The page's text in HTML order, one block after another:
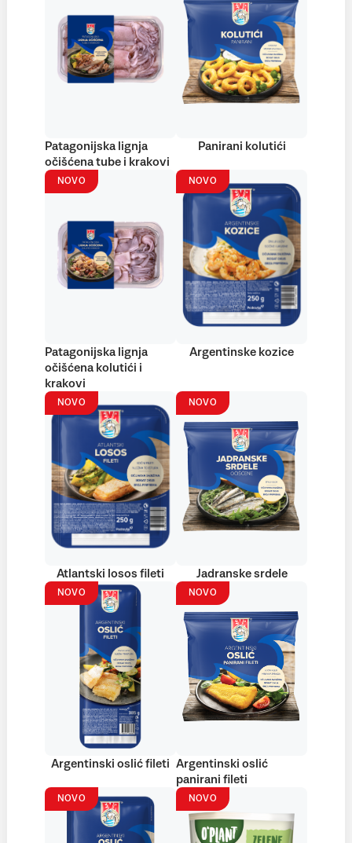
Patagonijska lignja
očišćena tube i krakovi
Panirani kolutići
NOVO
Patagonijska lignja
očišćena kolutići i
krakovi
NOVO
Argentinske kozice
NOVO
Atlantski losos fileti
NOVO
Jadranske srdele
NOVO
Argentinski oslić fileti
NOVO
Argentinski oslić
panirani fileti
NOVO NOVO